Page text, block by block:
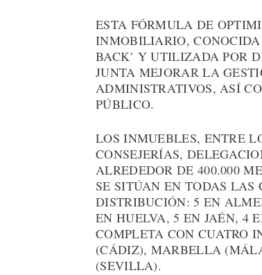
ESTA FÓRMULA DE
INMOBILIARIO,
BACK’ Y UTILIZADA POR
JUNTA MEJORAR LA
ADMINISTRATIVOS, ASÍ
PÚBLICO.
LOS INMUEBLES, ENTRE
CONSEJERÍAS,
ALREDEDOR DE 400.000
SE SITÚAN EN TODAS
DISTRIBUCIÓN: 5 EN
EN HUELVA, 5 EN JAÉN, 4
COMPLETA CON CUATRO
(CÁDIZ), MARBELLA
(SEVILLA).